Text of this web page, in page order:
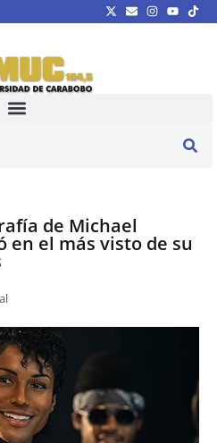
de Michael
en el más visto de su